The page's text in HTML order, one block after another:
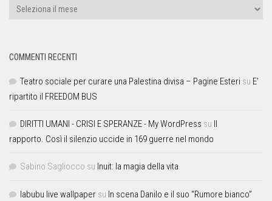
COMMENTI RECENTI
Teatro sociale per curare una Palestina divisa – Pagine Esteri su E’
ripartito il FREEDOM BUS
DIRITTI UMANI - CRISI E SPERANZE - My WordPress su
rapporto. Così il silenzio uccide in 169 guerre nel mondo
Sabino Sagliocco su Inuit: la magia della vita
labubu live wallpaper su In scena Danilo e il suo “Rumore bianco”